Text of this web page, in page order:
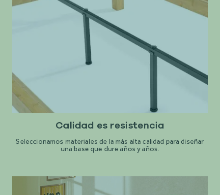
Calidad es resistencia
Seleccionamos materiales de la más alta calidad para diseñar
una base que dure años y años.